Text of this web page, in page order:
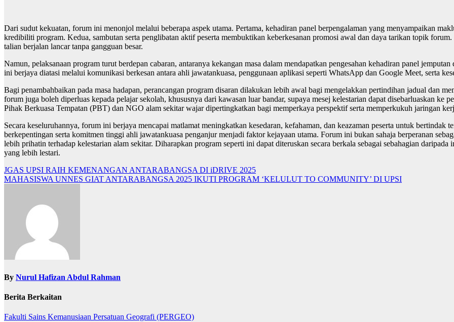
Dari sudut kekuatan, forum ini menonjol melalui beberapa aspek utama. Pertama, kehadiran panel berpengalaman yang menyampaikan
kredibiliti program. Kedua, sambutan serta penglibatan aktif peserta membuktikan keberkesanan promosi awal dan daya tarikan topik
talian berjalan lancar tanpa gangguan besar.
Namun, pelaksanaan program turut berdepan cabaran, antaranya kekangan masa dalam mendapatkan pengesahan kehadiran panel
ini berjaya diatasi melalui komunikasi berkesan antara ahli jawatankuasa, penggunaan aplikasi seperti WhatsApp dan Google Meet, serta
Bagi penambahbaikan pada masa hadapan, perancangan program disaran dilakukan lebih awal bagi mengelakkan pertindihan jadual dan
forum juga boleh diperluas kepada pelajar sekolah, khususnya dari kawasan luar bandar, supaya mesej kelestarian dapat disebarluaskan ke
Pihak Berkuasa Tempatan (PBT) dan NGO alam sekitar wajar dipertingkatkan bagi memperkaya perspektif serta memperkukuh jaringan
Secara keseluruhannya, forum ini berjaya mencapai matlamat meningkatkan kesedaran, kefahaman, dan keazaman peserta untuk bertindak
berkepentingan serta komitmen tinggi ahli jawatankuasa penganjur menjadi faktor kejayaan utama. Forum ini bukan sahaja berperanan
lebih prihatin terhadap kelestarian alam sekitar. Diharapkan program seperti ini dapat diteruskan secara berkala sebagai sebahagian
yang lebih lestari.
Navigasi
JGAS UPSI RAIH KEMENANGAN ANTARABANGSA DI iDRIVE 2025
MAHASISWA UNNES GIAT ANTARABANGSA 2025 IKUTI PROGRAM ‘KELULUT TO COMMUNITY’ DI UPSI
By Nurul Hafizan Abdul Rahman
Berita Berkaitan
Fakulti Sains Kemanusiaan Persatuan Geografi (PERGEO)